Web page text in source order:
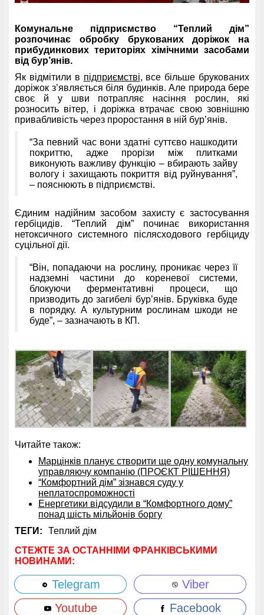
Комунальне підприємство “Теплий дім”
розпочинає обробку брукованих доріжок на
прибудинкових територіях хімічними засобами
від бур’янів.
Як відмітили в підприємстві, все більше брукованих
доріжок з’являється біля будинків. Але природа бере
своє й у шви потрапляє насіння рослин, які
розносить вітер, і доріжка втрачає свою зовнішню
привабливість через проростання в ній бур’янів.
“За певний час вони здатні суттєво нашкодити
покриттю, адже прорізи між плитками
виконують важливу функцію – вбирають зайву
вологу і захищають покриття від руйнування”,
– пояснюють в підприємстві.
Єдиним надійним засобом захисту є застосування
гербіцидів. “Теплий дім” починає використання
нетоксичного системного післясходового гербіциду
суцільної дії.
“Він, попадаючи на рослину, проникає через її
надземні частини до кореневої системи,
блокуючи ферментативні процеси, що
призводить до загибелі бур’янів. Бруківка буде
в порядку. А культурним рослинам шкоди не
буде”, – зазначають в КП.
Читайте також:
Марцінків планує створити ще одну комунальну
управляючу компанію (ПРОЄКТ РІШЕННЯ)
“Комфортний дім” зізнався суду у
неплатоспроможності
Енергетики відсудили в “Комфортного дому”
понад шість мільйонів боргу
ТЕГИ:
Теплий дім
СТЕЖТЕ ЗА ОСТАННІМИ ФРАНКІВСЬКИМИ
НОВИНАМИ:
Telegram
Viber
Youtube
Facebook